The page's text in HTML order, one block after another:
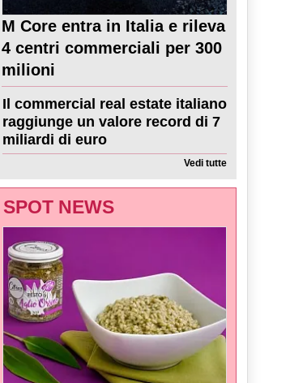
M Core entra in Italia e rileva
4 centri commerciali per 300
milioni
Il commercial real estate italiano
raggiunge un valore record di 7
miliardi di euro
Vedi tutte
SPOT NEWS